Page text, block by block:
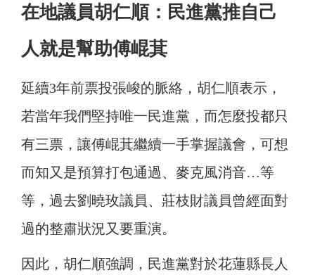
在地議員胡仁順：民進黨推自己
人就是幫助傅崐萁
延續3年前票投張峻的脈絡，胡仁順表示，
若當年我們堅持唯一民進黨，而怎麼投都只
有三票，讓傅崐萁繼續一手掌握議會，可想
而知又是預算打包通過、麥克風消音…等
等，過去劉曉玫議員、莊枝財議員曾經面對
過的整肅狀況又要重演。
因此，胡仁順強調，民進黨對於花蓮縣長人